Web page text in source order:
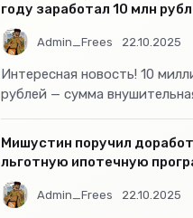
году заработал 10 млн
«Бизнес»
Admin_Frees 22.10.2025
Интересная новость! 10
рублей — сумма
не
Мишустин поручил
льготную ипотечную
- «Бизнес»
Admin_Frees 22.10.2025